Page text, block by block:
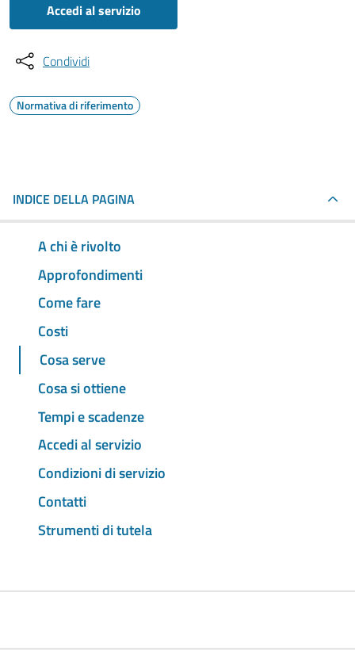
Accedi al servizio
Condividi
Normativa di riferimento
INDICE DELLA PAGINA
A chi è rivolto
Approfondimenti
Come fare
Costi
Cosa serve
Cosa si ottiene
Tempi e scadenze
Accedi al servizio
Condizioni di servizio
Contatti
Strumenti di tutela